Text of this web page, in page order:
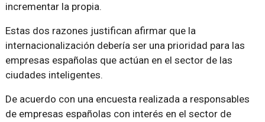
incrementar la propia.
Estas dos razones justifican afirmar que la
internacionalización debería ser una prioridad para las
empresas españolas que actúan en el sector de las
ciudades inteligentes.
De acuerdo con una encuesta realizada a responsables
de empresas españolas con interés en el sector de